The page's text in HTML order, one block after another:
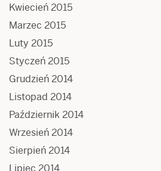
Kwiecień 2015
Marzec 2015
Luty 2015
Styczeń 2015
Grudzień 2014
Listopad 2014
Październik 2014
Wrzesień 2014
Sierpień 2014
Lipiec 2014